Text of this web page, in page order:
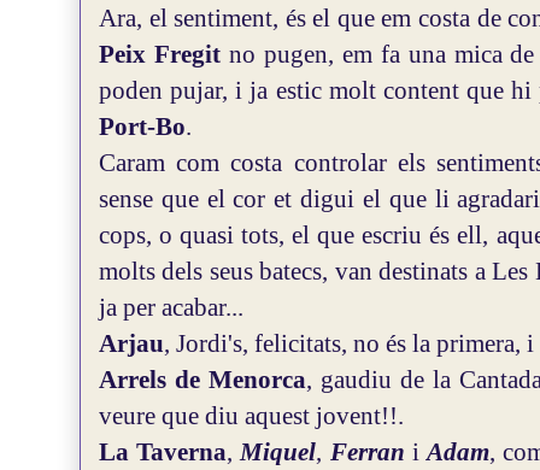
Ara, el sentiment, és el que em costa de
Peix Fregitno pugen, em fa una mica
poden pujar, i ja estic molt content que
Port-Bo.
Caram com costa controlar els
sense que el cor et digui el que li
cops, o quasi tots, el que escriu és ell,
molts dels seus batecs, van destinats a
ja per acabar...
Arjau, Jordi's, felicitats, no és la primera,
Arrels de Menorca, gaudiu de la
veure que diu aquest jovent!!.
La Taverna,Miquel, Ferran iAdam,